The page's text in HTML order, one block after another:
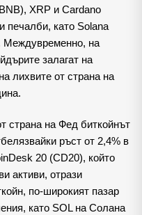
XRP и Cardano
печалби, като Solana
Междувременно, на
залагат на
лихвите от страна на
страна на Фед биткойнът
ръст от 2,4% в
20 (CD20), който
активи, отрази
по-широкият пазар
като SOL на Солана